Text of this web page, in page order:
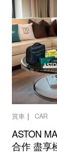
賞車｜ CAR
ASTON
合作 盡享